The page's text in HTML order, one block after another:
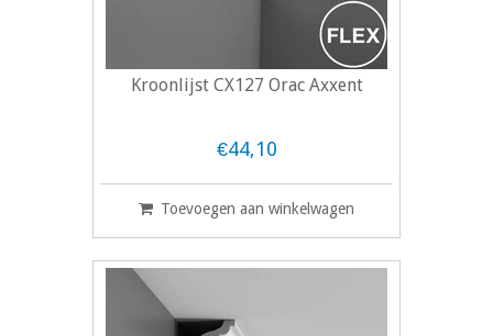
Kroonlijst CX127 Orac Axxent
€44,10
Toevoegen aan winkelwagen